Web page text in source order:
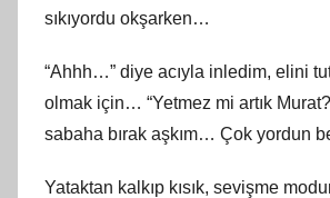
sıkıyordu okşarken…
“Ahhh…” diye acıyla inledim, elini
olmak için… “Yetmez mi artık
sabaha bırak aşkım… Çok yordun
Yataktan kalkıp kısık, sevişme